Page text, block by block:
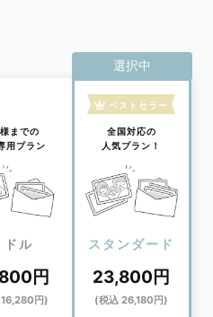
までの
用プラン
ドル
円
円)
選択中
ベストセラー
全国対応の
人気プラン！
スタンダード
23,800円
(税込 26,180円)